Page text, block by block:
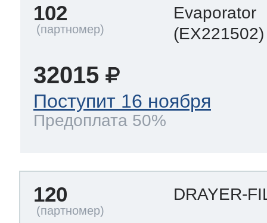
102
Evaporator
(EX221502)
32015
Поступит 16 ноября
Предоплата 50%
120 DRAYER-